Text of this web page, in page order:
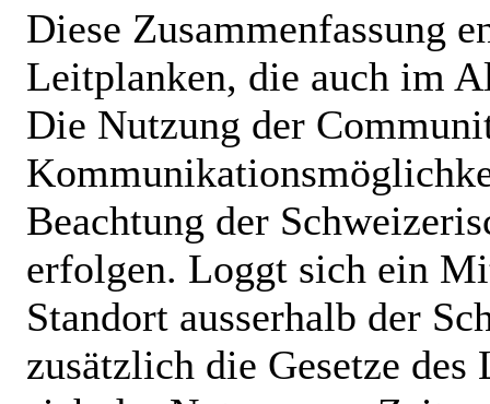
Diese Zusammenfassung
Leitplanken, die auch im
Die Nutzung der
Beachtung der
erfolgen. Loggt sich ein
Standort ausserhalb der
zusätzlich die Gesetze des